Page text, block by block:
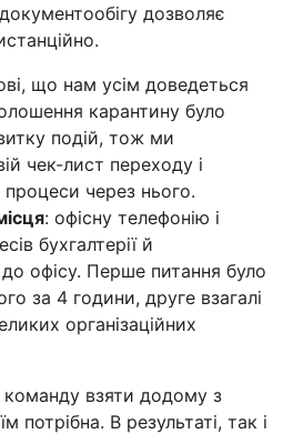
дозволяє
що нам усім доведеться
карантину було
подій, тож ми
чек-лист переходу і
процеси через нього.
: офісну телефонію і
бухгалтерії й
до офісу. Перше питання було
за 4 години, друге взагалі
організаційних
взяти додому з
потрібна. В результаті, так і